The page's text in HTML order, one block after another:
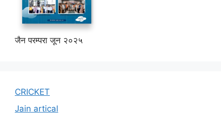
जैन परम्परा जून २०२५
CRICKET
Jain artical